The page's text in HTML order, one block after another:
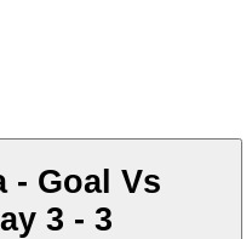
- Goal Vs
3 - 3